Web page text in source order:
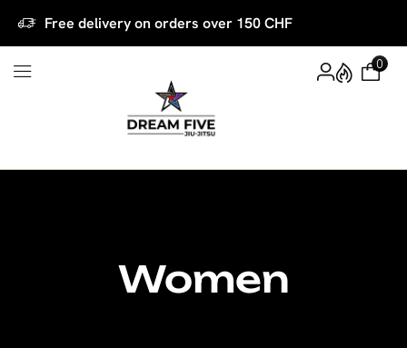
Free delivery on orders over 150 CHF
0
Women